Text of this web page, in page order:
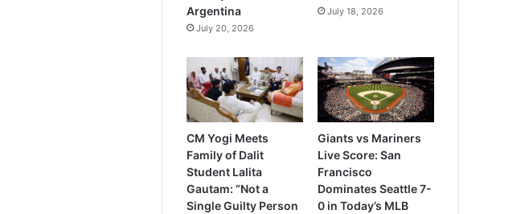
Argentina
July 20, 2026
July 18, 2026
CM Yogi Meets
Family of Dalit
Student Lalita
Gautam: “Not a
Single Guilty Person
Giants vs Mariners
Live Score: San
Francisco
Dominates Seattle 7-
0 in Today’s MLB